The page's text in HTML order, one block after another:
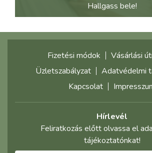
Hallgass bele!
Fizetési módok
Vásárlási
Üzletszabályzat
Adatvédelmi
Kapcsolat
Hírlevél
Feliratkozás előtt olvassa el
tájékoztatónkat!